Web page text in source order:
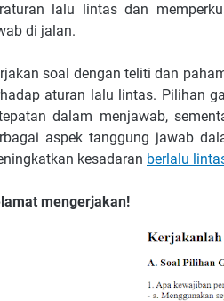
lalu lintas dan
di jalan.
soal dengan teliti dan
aturan lalu lintas. Pilihan
dalam menjawab,
aspek tanggung jawab
kesadaran berlalu
mengerjakan!